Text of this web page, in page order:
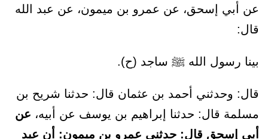
عن أبي إسحق، عن عمرو بن ميمون، عن عبد الله
قال:
بينا رسول الله ﷺ ساجد (ح).
قال: وحدثني أحمد بن عثمان قال: حدثنا شريح بن
مسلمة قال: حدثنا إبراهيم بن يوسف عن أبيه، عن
أبي إسحق قال: حدثني عمرو بن ميمون: أن عبد